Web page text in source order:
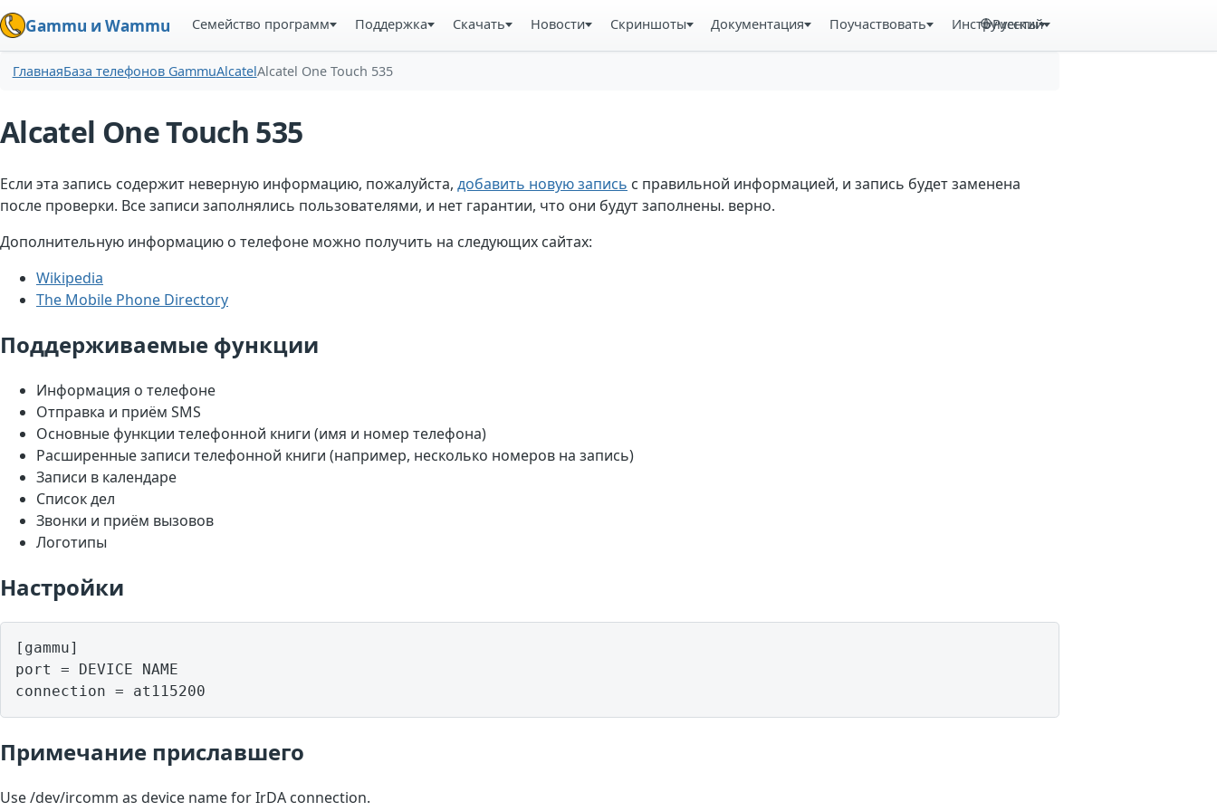
Gammu и Wammu Семейство программ Поддержка Скачать Новости Скриншоты Документация Поучаствовать Инструменты
Русский
ГлавнаяБаза телефонов GammuAlcatelAlcatel One Touch 535
Alcatel One Touch 535
Если эта запись содержит неверную информацию, пожалуйста, добавить новую запись с правильной информацией, и запись будет заменена
после проверки. Все записи заполнялись пользователями, и нет гарантии, что они будут заполнены. верно.
Дополнительную информацию о телефоне можно получить на следующих сайтах:
Wikipedia
The Mobile Phone Directory
Поддерживаемые функции
Информация о телефоне
Отправка и приём SMS
Основные функции телефонной книги (имя и номер телефона)
Расширенные записи телефонной книги (например, несколько номеров на запись)
Записи в календаре
Список дел
Звонки и приём вызовов
Логотипы
Настройки
[gammu]
port = DEVICE NAME
Примечание приславшего
Use /dev/ircomm as device name for IrDA connection.